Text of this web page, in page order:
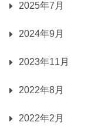
2025年7月
2024年9月
2023年11月
2022年8月
2022年2月